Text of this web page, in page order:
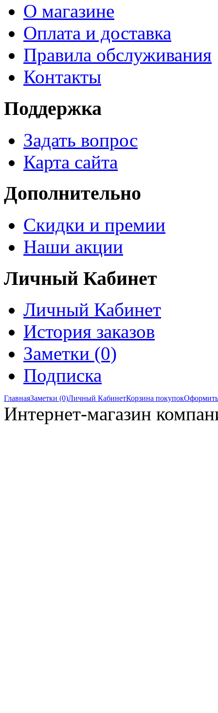
О магазине
Оплата и доставка
Правила обслуживания
Контакты
Поддержка
Задать вопрос
Карта сайта
Дополнительно
Скидки и премии
Наши акции
Личный Кабинет
Личный Кабинет
История заказов
Заметки (0)
Подписка
ГлавнаяЗаметки (0)Личный КабинетКорзина покупокОформить
Интернет-магазин